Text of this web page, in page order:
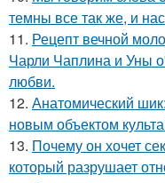
темны все так же, и
11. Рецепт вечной
Чарли Чаплина и Уны
любви.
12. Анатомический
новым объектом
13. Почему он хочет
который разрушает